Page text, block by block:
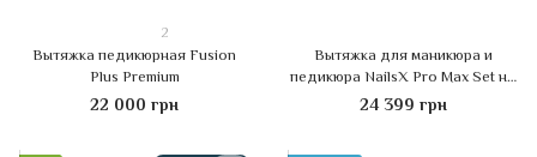
2
Вытяжка педикюрная Fusion
Plus Premium
22 000 грн
Вытяжка для маникюра и
педикюра NailsX Pro Max Set на
колесах
24 399 грн